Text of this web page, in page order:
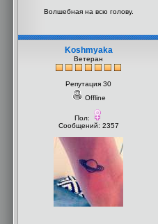
Волшебная на всю голову.
Koshmyaka
Ветеран
Репутация 30
Offline
Пол:
Сообщений: 2357